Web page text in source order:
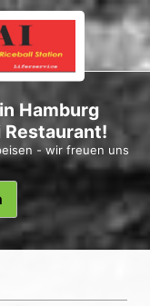
Hamburg
- wir freuen uns